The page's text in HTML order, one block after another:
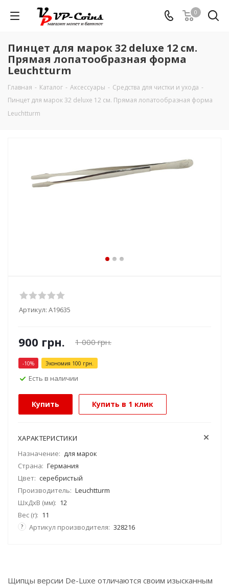
0
Пинцет для марок 32 deluxe 12 см.
Прямая лопатообразная форма
Leuchtturm
Главная - Каталог - Аксессуары - Средства для чистки и ухода -
Пинцет для марок 32 deluxe 12 см. Прямая лопатообразная форма
Leuchtturm
Артикул: А19635
900 грн. 1 000грн.
-10% Экономия 100 грн.
Есть в наличии
Купить Купить в 1 клик
ХАРАКТЕРИСТИКИ
Назначение: для марок
Страна: Германия
Цвет: серебристый
Производитель: Leuchtturm
ШхДхВ (мм): 12
Вес (г): 11
? Артикул производителя: 328216
Щипцы версии De-Luxe отличаются своим изысканным